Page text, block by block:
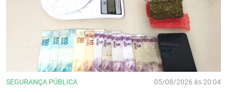
SEGURANÇA PÚBLICA 05/08/2026 às 20:04